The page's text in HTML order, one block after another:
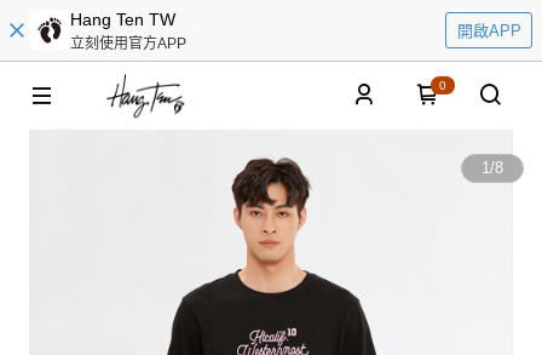
Hang Ten TW
立刻使用官方APP
開啟APP
0
1/8